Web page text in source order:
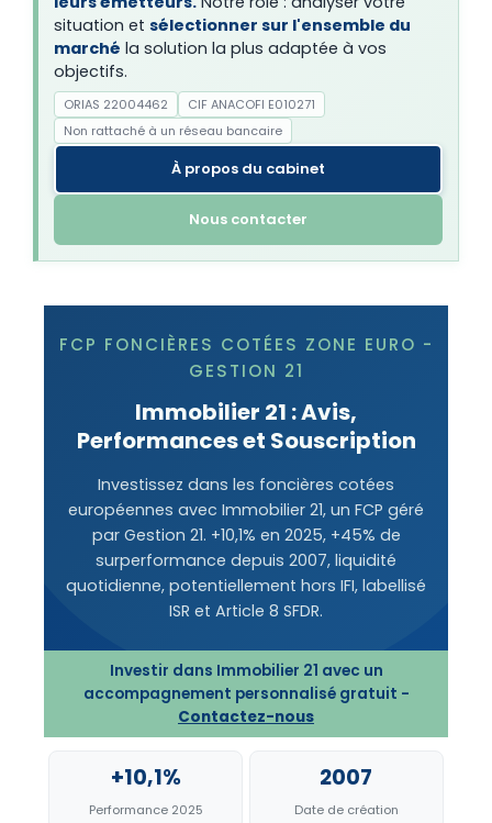
situation et sélectionner sur l'ensemble du
marché la solution la plus adaptée à vos
objectifs.
ORIAS 22004462
CIF ANACOFI E010271
Non rattaché à un réseau bancaire
À propos du cabinet
Nous contacter
FCP FONCIÈRES COTÉES ZONE EURO -
GESTION 21
Immobilier 21 : Avis,
Performances et Souscription
Investissez dans les foncières cotées
européennes avec Immobilier 21, un FCP géré
par Gestion 21. +10,1% en 2025, +45% de
surperformance depuis 2007, liquidité
quotidienne, potentiellement hors IFI, labellisé
ISR et Article 8 SFDR.
Investir dans Immobilier 21 avec un
accompagnement personnalisé gratuit -
Contactez-nous
+10,1%
Performance 2025
2007
Date de création